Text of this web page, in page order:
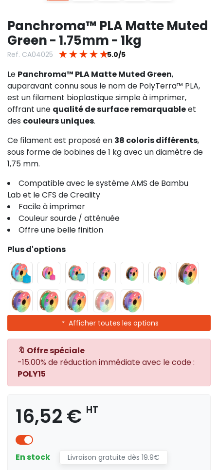
Panchroma™ PLA Matte Muted
Green - 1.75mm - 1kg
Ref. CA04025 ★ ★ ★ ★ ★5.0/5
Le Panchroma™ PLA Matte Muted Green,
auparavant connu sous le nom de PolyTerra™ PLA,
est un filament bioplastique simple à imprimer,
offrant une qualité de surface remarquableet
des couleurs uniques.
Ce filament est proposé en 38 coloris différents,
sous forme de bobines de 1 kg avec un diamètre de
1,75 mm.
Compatible avec le système AMS de Bambu
Lab et le CFS de Creality
Facile à imprimer
Couleur sourde / atténuée
Offre une belle finition
Plus d'options
Afficher toutes les options
🔖 Offre spéciale
-15.00% de réduction immédiate avec le code :
POLY15
16,52 € HT
En stock
Livraison gratuite dès 19.9€